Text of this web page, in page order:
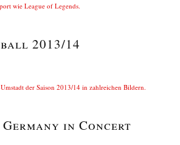
wie League of Legends.
2013/14
der Saison 2013/14 in zahlreichen Bildern.
in Concert